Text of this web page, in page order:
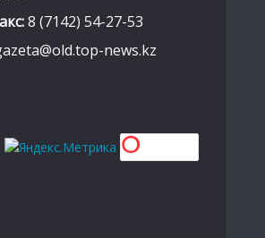
8 (7142) 54-27-53
news.kz